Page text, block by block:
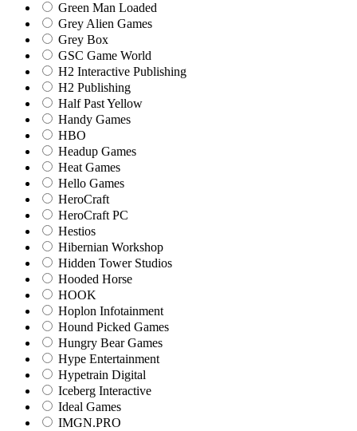
Green Man Loaded
Grey Alien Games
Grey Box
GSC Game World
H2 Interactive Publishing
H2 Publishing
Half Past Yellow
Handy Games
HBO
Headup Games
Heat Games
Hello Games
HeroCraft
HeroCraft PC
Hestios
Hibernian Workshop
Hidden Tower Studios
Hooded Horse
HOOK
Hoplon Infotainment
Hound Picked Games
Hungry Bear Games
Hype Entertainment
Hypetrain Digital
Iceberg Interactive
Ideal Games
IMGN.PRO